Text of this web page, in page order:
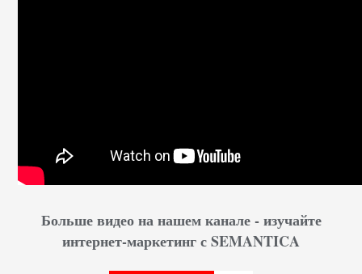
Больше видео на нашем канале - изучайте
интернет-маркетинг с SEMANTICA